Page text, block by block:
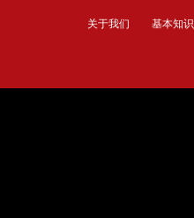
关于我们 基本知识